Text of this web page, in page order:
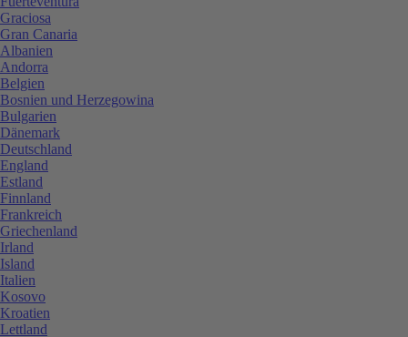
Graciosa
Gran Canaria
Albanien
Andorra
Belgien
Bosnien und Herzegowina
Bulgarien
Dänemark
Deutschland
England
Estland
Finnland
Frankreich
Griechenland
Irland
Island
Italien
Kosovo
Kroatien
Lettland